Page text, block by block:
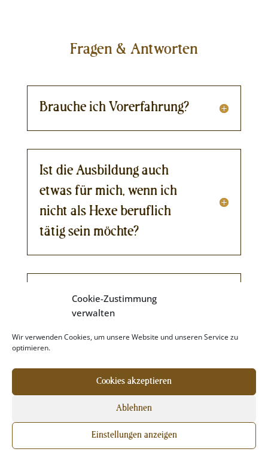
Cookie-Zustimmung
verwalten
Wir verwenden Cookies, um unsere Website und unseren Service zu
optimieren.
Cookies akzeptieren
Ablehnen
Einstellungen anzeigen
Fragen & Antworten
Brauche ich Vorerfahrung?
Ist die Ausbildung auch
etwas für mich, wenn ich
nicht als Hexe beruflich
tätig sein möchte?
Wie viel Zeit wird die
Ausbildung in Anspruch
nehmen?
Versprichst du mir, dass ich
nach der Ausbildung Magie
beherrsche?